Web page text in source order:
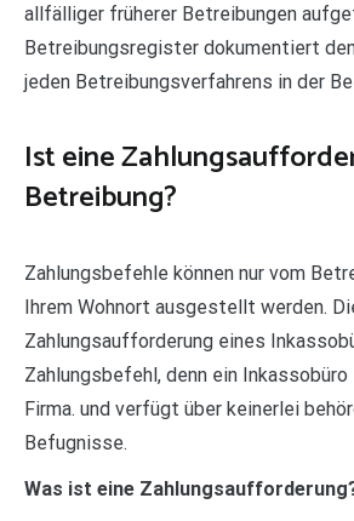
allfälliger früherer Betreibungen
Betreibungsregister dokumentiert
jeden Betreibungsverfahrens in der
Ist eine
Betreibung?
Zahlungsbefehle können nur vom
Ihrem Wohnort ausgestellt werden.
Zahlungsaufforderung eines
Zahlungsbefehl, denn ein
Firma. und verfügt über keinerlei
Befugnisse.
Was ist eine